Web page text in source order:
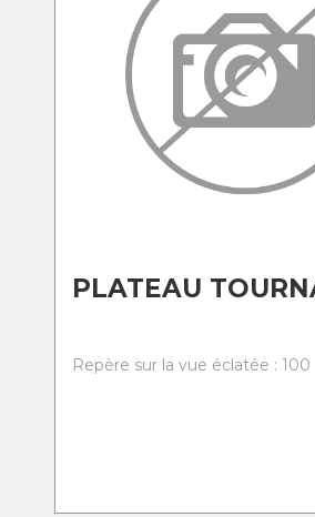
PLATEAU
Repère sur la vue éclatée : 100